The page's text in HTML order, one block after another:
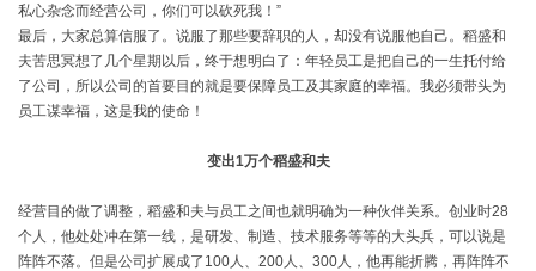
私心杂念而经营公司，你们可以砍死我！”
最后，大家总算信服了。说服了那些要辞职的人，却没有说服他自己。稻盛和
夫苦思冥想了几个星期以后，终于想明白了：年轻员工是把自己的一生托付给
了公司，所以公司的首要目的就是要保障员工及其家庭的幸福。我必须带头为
员工谋幸福，这是我的使命！
变出1万个稻盛和夫
经营目的做了调整，稻盛和夫与员工之间也就明确为一种伙伴关系。创业时28
个人，他处处冲在第一线，是研发、制造、技术服务等等的大头兵，可以说是
阵阵不落。但是公司扩展成了100人、200人、300人，他再能折腾，再阵阵不